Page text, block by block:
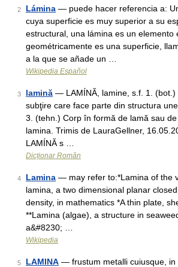
2 Lámina — puede hacer referencia a:
cuya superficie es muy superior a su
estructural, una lámina es un elemento
geométricamente es una superficie,
a la que se añade un …
Wikipedia Español
3 lamină — LAMÍNĂ, lamine, s.f. 1. (bot.)
subţire care face parte din structura
3. (tehn.) Corp în formă de lamă sau de
lamina. Trimis de LauraGellner,
LAMÍNĂ s …
Dicționar Român
4 Lamina — may refer to:*Lamina of the
lamina, a two dimensional planar
density, in mathematics *A thin plate,
**Lamina (algae), a structure in
a&#8230; …
Wikipedia
5 LAMINA — frustum metalli cuiusque, in